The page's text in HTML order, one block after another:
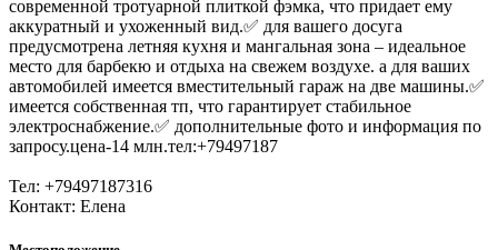
современной тротуарной плиткой фэмка, что придает ему
аккуратный и ухоженный вид.✅ для вашего досуга
предусмотрена летняя кухня и мангальная зона – идеальное
место для барбекю и отдыха на свежем воздухе. а для ваших
автомобилей имеется вместительный гараж на две машины.✅
имеется собственная тп, что гарантирует стабильное
электроснабжение.✅ дополнительные фото и информация по
запросу.цена-14 млн.тел:+79497187
Тел: +79497187316
Контакт: Елена